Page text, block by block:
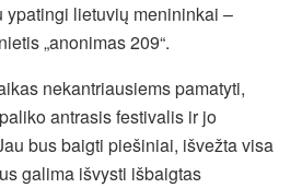
ypatingi lietuvių menininkai –
„anonimas 209“.
nekantriausiems pamatyti,
antrasis festivalis ir jo
bus baigti piešiniai, išvežta visa
galima išvysti išbaigtas